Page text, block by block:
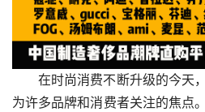
在时尚消费不断升级的今天
为许多品牌和消费者关注的焦点